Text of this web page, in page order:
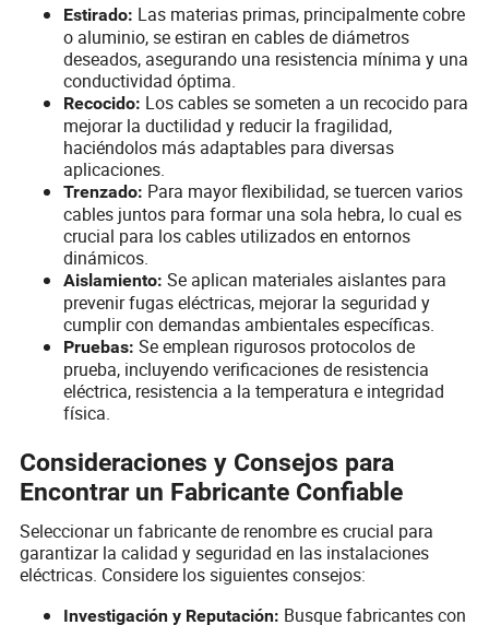
Estirado: Las materias primas, principalmente cobre
o aluminio, se estiran en cables de diámetros
deseados, asegurando una resistencia mínima y una
conductividad óptima.
Recocido: Los cables se someten a un recocido para
mejorar la ductilidad y reducir la fragilidad,
haciéndolos más adaptables para diversas
aplicaciones.
Trenzado: Para mayor flexibilidad, se tuercen varios
cables juntos para formar una sola hebra, lo cual es
crucial para los cables utilizados en entornos
dinámicos.
Aislamiento: Se aplican materiales aislantes para
prevenir fugas eléctricas, mejorar la seguridad y
cumplir con demandas ambientales específicas.
Pruebas: Se emplean rigurosos protocolos de
prueba, incluyendo verificaciones de resistencia
eléctrica, resistencia a la temperatura e integridad
física.
Consideraciones y Consejos para
Encontrar un Fabricante Confiable
Seleccionar un fabricante de renombre es crucial para
garantizar la calidad y seguridad en las instalaciones
eléctricas. Considere los siguientes consejos:
Investigación y Reputación: Busque fabricantes con